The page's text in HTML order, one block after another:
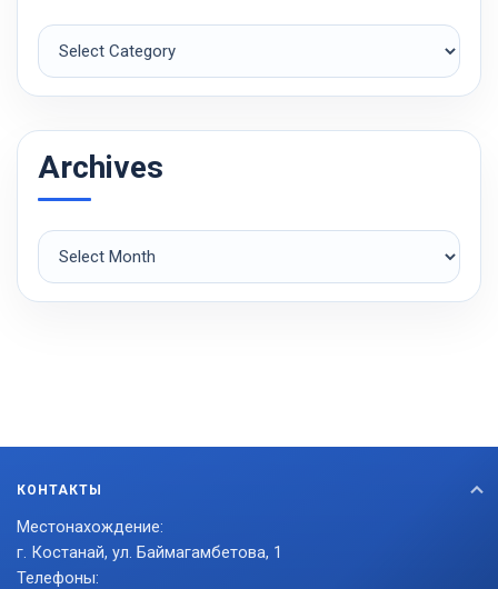
Рубрики
Archives
Archives
КОНТАКТЫ
Местонахождение:
г. Костанай, ул. Баймагамбетова, 1
Телефоны: